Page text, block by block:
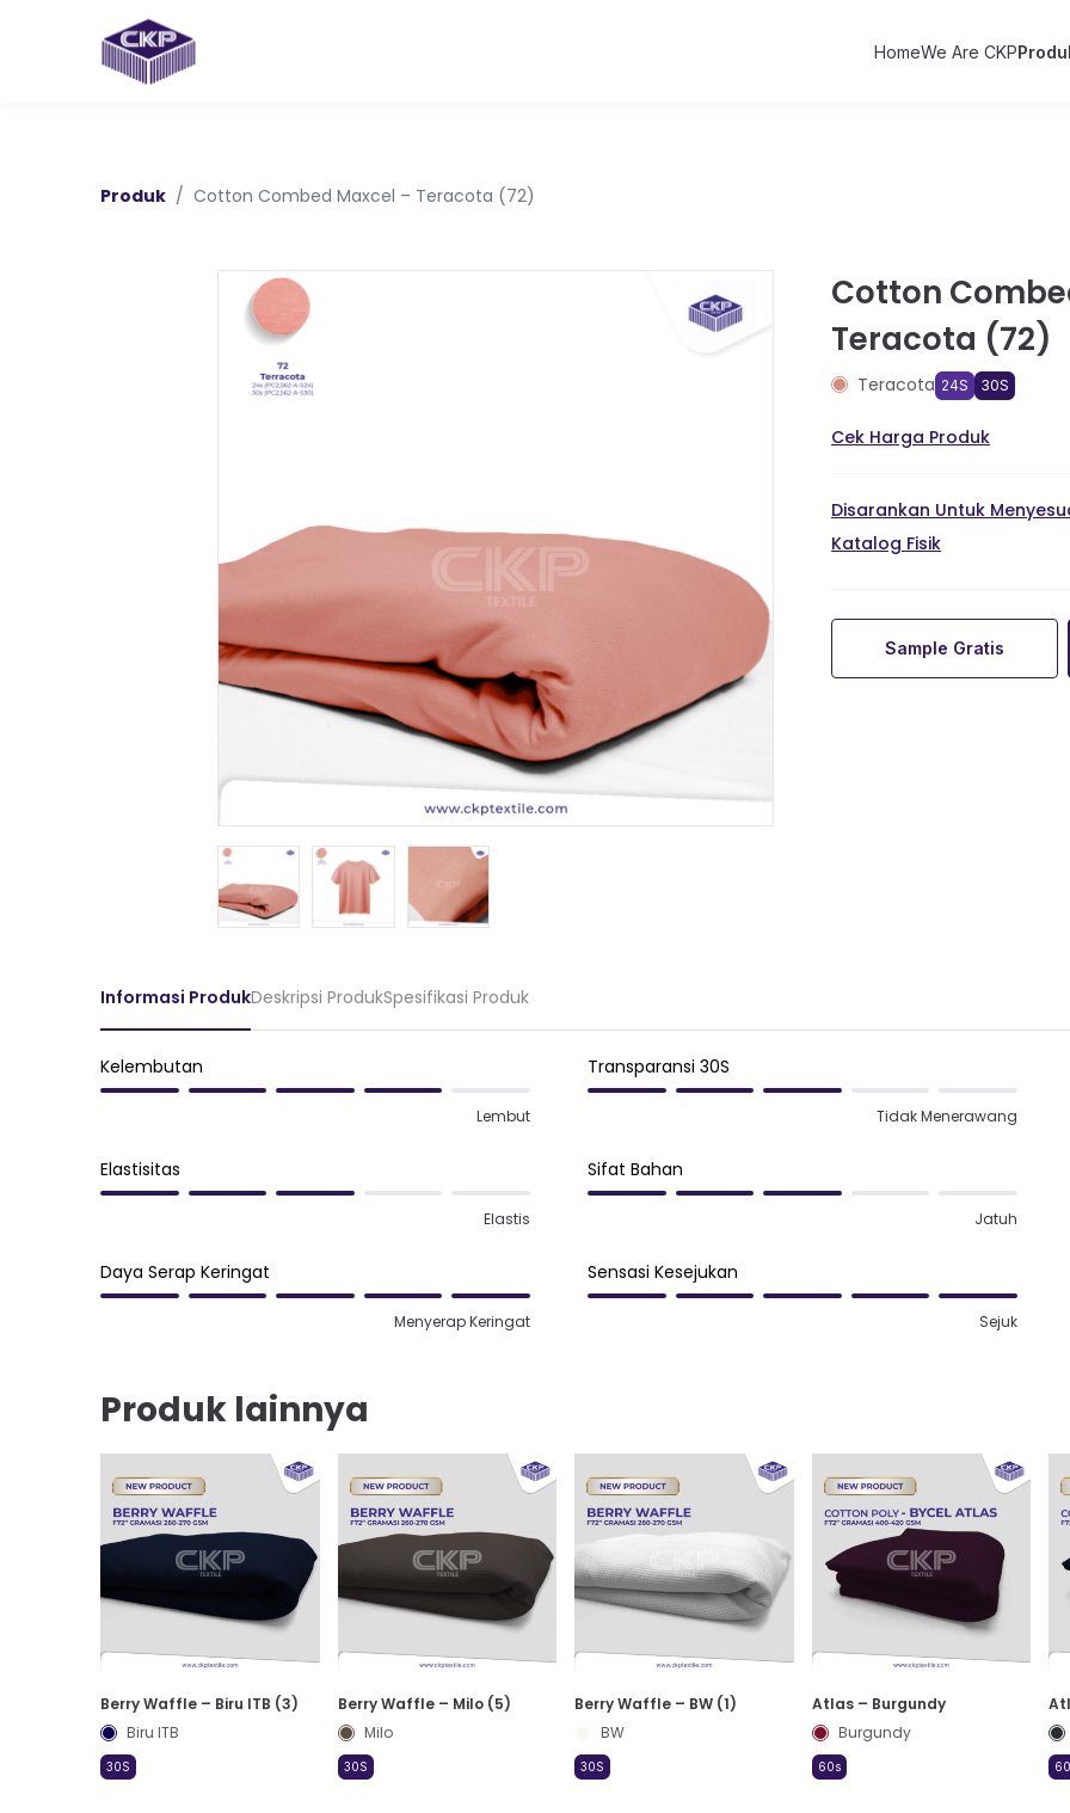
HomeWe Are CKP
Produk Cotton Combed Maxcel – Teracota (72)
Cotton
Teracota (72)
Teracota 24S 30S
Cek Harga Produk
Disarankan Untuk
Katalog Fisik
Sample Gratis
Informasi ProdukDeskripsi ProdukSpesifikasi Produk
Kelembutan
Lembut
Transparansi 30S
Tidak Menerawang
Elastisitas
Elastis
Sifat Bahan
Jatuh
Daya Serap Keringat
Menyerap Keringat
Sensasi Kesejukan
Sejuk
Produk lainnya
Berry Waffle – Biru ITB (3)
Biru ITB
30S
Berry Waffle – Milo (5)
Milo
30S
Berry Waffle – BW (1)
BW
30S
Atlas – Burgundy
Burgundy
60s